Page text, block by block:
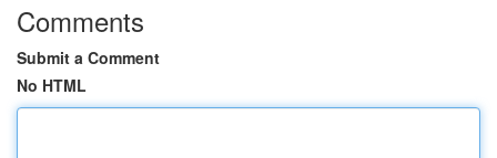
Comments
Submit a Comment
No HTML